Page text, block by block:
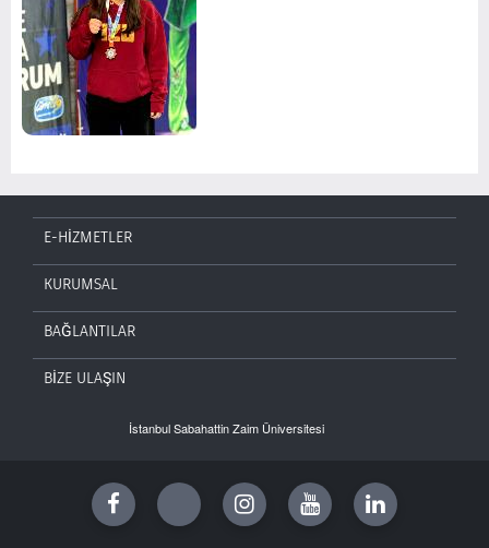
E-HİZMETLER
KURUMSAL
BAĞLANTILAR
BİZE ULAŞIN
İstanbul Sabahattin Zaim Üniversitesi